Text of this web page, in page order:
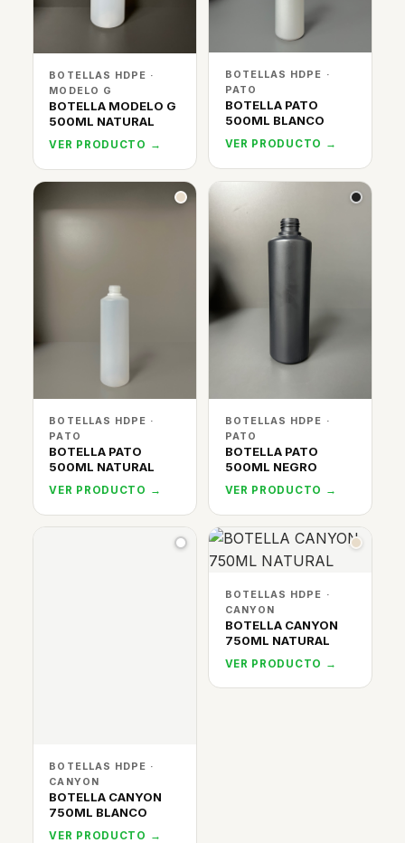
BOTELLAS HDPE ·
MODELO G
BOTELLA MODELO G
500ML NATURAL
VER PRODUCTO →
BOTELLAS HDPE ·
PATO
BOTELLA PATO
500ML BLANCO
VER PRODUCTO →
BOTELLAS HDPE ·
PATO
BOTELLA PATO
500ML NATURAL
VER PRODUCTO →
BOTELLAS HDPE ·
PATO
BOTELLA PATO
500ML NEGRO
VER PRODUCTO →
BOTELLAS HDPE ·
CANYON
BOTELLA CANYON
750ML BLANCO
VER PRODUCTO →
BOTELLAS HDPE ·
CANYON
BOTELLA CANYON
750ML NATURAL
VER PRODUCTO →